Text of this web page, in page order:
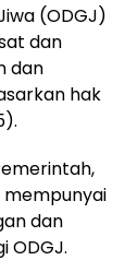
(ODGJ)
dan
dan
hak
dan
ODGJ.